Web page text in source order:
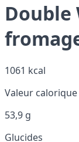
Double
1061 kcal
Valeur calorique
53,9 g
Glucides